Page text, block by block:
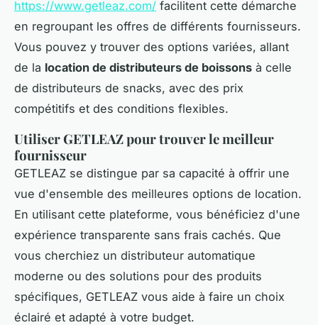
https://www.getleaz.com/ facilitent cette démarche
en regroupant les offres de différents fournisseurs.
Vous pouvez y trouver des options variées, allant
de la location de distributeurs de boissons à celle
de distributeurs de snacks, avec des prix
compétitifs et des conditions flexibles.
Utiliser GETLEAZ pour trouver le meilleur
fournisseur
GETLEAZ se distingue par sa capacité à offrir une
vue d'ensemble des meilleures options de location.
En utilisant cette plateforme, vous bénéficiez d'une
expérience transparente sans frais cachés. Que
vous cherchiez un distributeur automatique
moderne ou des solutions pour des produits
spécifiques, GETLEAZ vous aide à faire un choix
éclairé et adapté à votre budget.